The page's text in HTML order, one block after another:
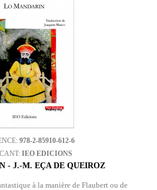
978-2-85910-612-6
IEO EDICIONS
- J.-M. EÇA DE QUEIROZ
à la manière de Flaubert ou de